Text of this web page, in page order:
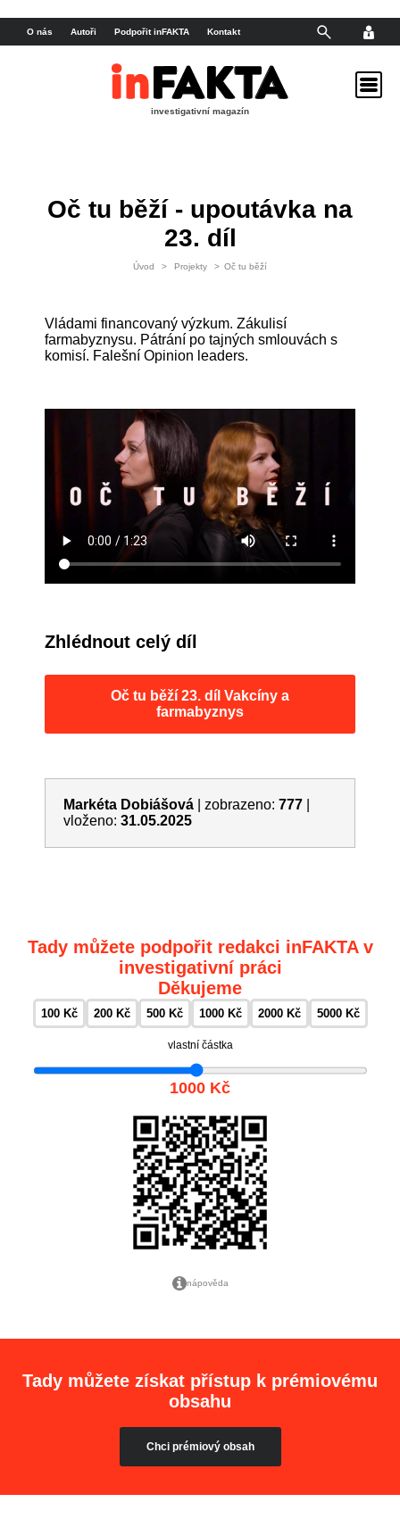
Oč tu běží - upoutávka na
23. díl
Úvod > Projekty > Oč tu běží
Vládami financovaný výzkum. Zákulisí
farmabyznysu. Pátrání po tajných smlouvách s
komisí. Falešní Opinion leaders.
Zhlédnout celý díl
Oč tu běží 23. díl Vakcíny a
farmabyznys
Markéta Dobiášová zobrazeno: 777
vloženo: 31.05.2025
investigativní magazín
O nás Autoři Podpořit inFAKTA Kontakt
Tady můžete podpořit redakci inFAKTA v
investigativní práci
Děkujeme
100 Kč 200 Kč 500 Kč 1000 Kč 2000 Kč 5000 Kč
vlastní částka
1000 Kč
nápověda
Tady můžete získat přístup k prémiovému
obsahu
Chci prémiový obsah